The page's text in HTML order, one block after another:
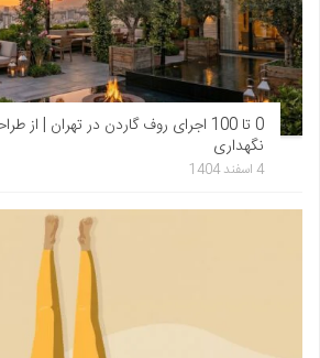
0 تا 100 اجرای روف گاردن در تهران | از
نگهداری
4 اسفند 1404